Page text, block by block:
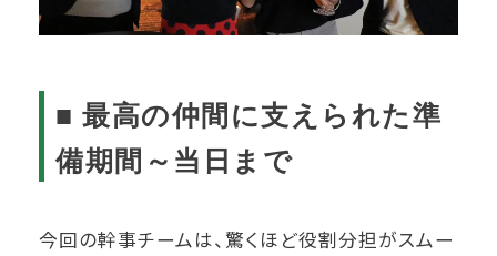
■ 最高の仲間に支えられた準
備期間～当日まで
今回の幹事チームは、驚くほど役割分担がスムー